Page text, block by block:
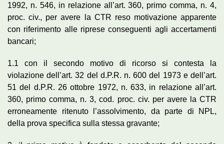
1992, n. 546, in relazione all’art. 360, primo comma, n. 4,
proc. civ., per avere la CTR reso motivazione apparente
con riferimento alle riprese conseguenti agli accertamenti
bancari;
1.1 con il secondo motivo di ricorso si contesta la
violazione dell’art. 32 del d.P.R. n. 600 del 1973 e dell’art.
51 del d.P.R. 26 ottobre 1972, n. 633, in relazione all’art.
360, primo comma, n. 3, cod. proc. civ. per avere la CTR
erroneamente ritenuto l’assolvimento, da parte di NPL,
della prova specifica sulla stessa gravante;